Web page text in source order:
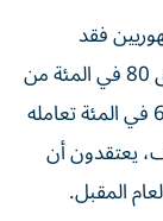
فقد
انقسموا بشدة حول كيفية سير الحرب. ويوافق 80 في المئة من
الجمهوريين على أداء ترامب كرئيس، ويؤيد 66 في المئة تعامله
يعتقدون أن
المقبل.